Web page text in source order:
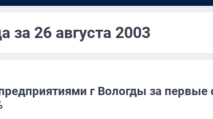
за 26 августа 2003
г Вологды за первые